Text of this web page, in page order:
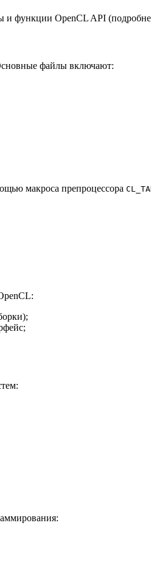
и функции OpenCL API
файлы включают:
макроса препроцессора